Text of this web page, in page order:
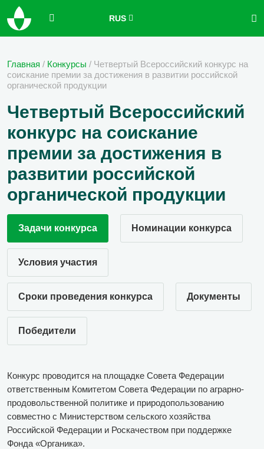
RUS
Главная / Конкурсы / Четвертый Всероссийский конкурс на
соискание премии за достижения в развитии российской
органической продукции
Четвертый Всероссийский
конкурс на соискание
премии за достижения в
развитии российской
органической продукции
Задачи конкурса Номинации конкурса
Условия участия
Сроки проведения конкурса Документы
Победители
Конкурс проводится на площадке Совета Федерации
ответственным Комитетом Совета Федерации по аграрно-
продовольственной политике и природопользованию
совместно с Министерством сельского хозяйства
Российской Федерации и Роскачеством при поддержке
Фонда «Органика».